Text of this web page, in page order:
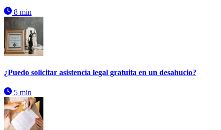
8 min
¿Puedo solicitar asistencia legal gratuita en un desahucio?
5 min